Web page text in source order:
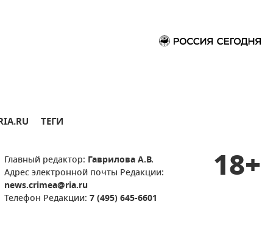
ТЕГИ
Главный редактор: Гаврилова А.В.
Адрес электронной почты Редакции:
news.crimea@ria.ru
Телефон Редакции: 7 (495) 645-6601
18+